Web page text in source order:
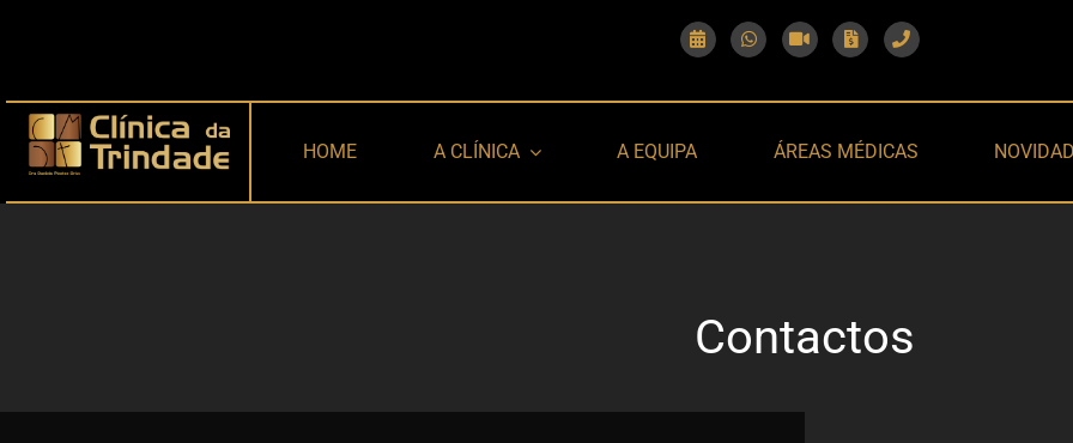
HOME A CLÍNICA A EQUIPA ÁREAS MÉDICAS
Contactos